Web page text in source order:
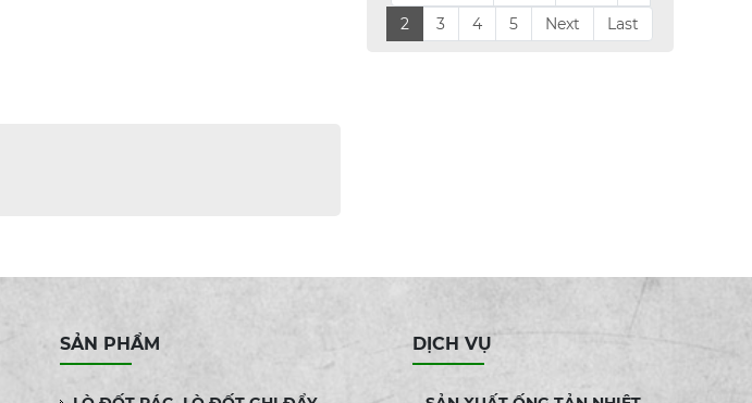
2
3 4 5 Next Last
SẢN PHẨM DỊCH VỤ